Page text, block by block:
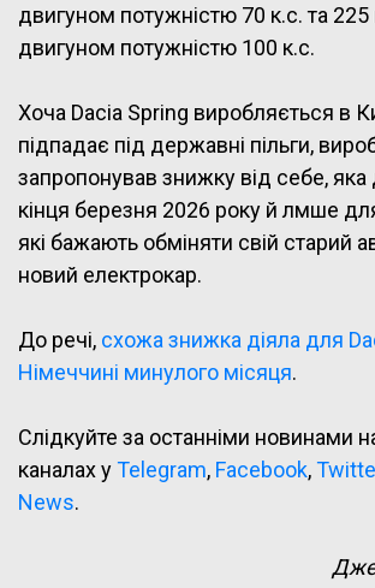
двигуном потужністю 70 к.с. та 225
двигуном потужністю 100 к.с.
Хоча Dacia Spring виробляється в
підпадає під державні пільги,
запропонував знижку від себе,
кінця березня 2026 року й лмше
які бажають обміняти свій старий
новий електрокар.
До речі, схожа знижка діяла для
Німеччині минулого місяця.
Слідкуйте за останніми новинами
каналах уTelegram, Facebook,
News.